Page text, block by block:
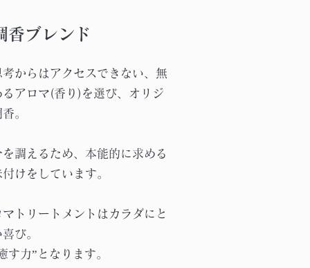
香ブレンド
からはアクセスできない、無
アロマ(香り)を選び、オリジ
。
調えるため、本能的に求める
けをしています。
トリートメントはカラダにと
び。
す力”となります。